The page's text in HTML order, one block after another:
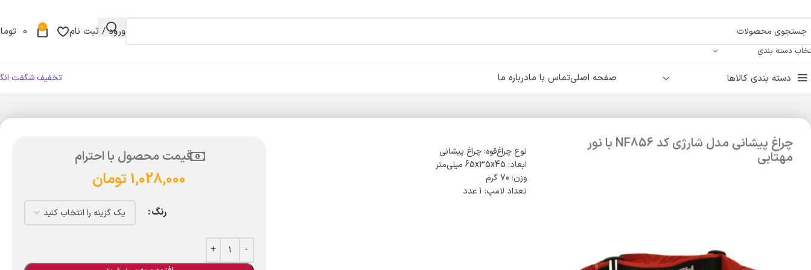
دسته بندی
ورود / ثبت نام 0
0
دسته بندی کالاها صفحه اصلیتماس با مادرباره ما تخفیف شگفت
چراغ پیشانی مدل شارژی کد NF856 با نور
مهتابی
نوع چراغ‌قوه: چراغ پیشانی
ابعاد: 65x35x45 میلی‌متر
وزن: 70 گرم
تعداد لامپ: 1 عدد
قیمت محصول با احترام
1,028,000 تومان
رنگ